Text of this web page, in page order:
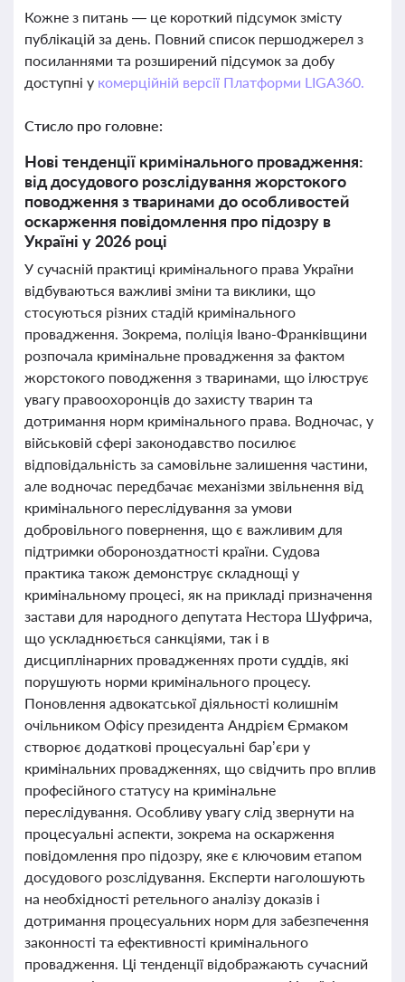
Кожне з питань — це короткий підсумок змісту
публікацій за день. Повний список першоджерел з
посиланнями та розширений підсумок за добу
доступні у комерційній версії Платформи LIGA360.
Стисло про головне:
Нові тенденції кримінального провадження:
від досудового розслідування жорстокого
поводження з тваринами до особливостей
оскарження повідомлення про підозру в
Україні у 2026 році
У сучасній практиці кримінального права України
відбуваються важливі зміни та виклики, що
стосуються різних стадій кримінального
провадження. Зокрема, поліція Івано-Франківщини
розпочала кримінальне провадження за фактом
жорстокого поводження з тваринами, що ілюструє
увагу правоохоронців до захисту тварин та
дотримання норм кримінального права. Водночас, у
військовій сфері законодавство посилює
відповідальність за самовільне залишення частини,
але водночас передбачає механізми звільнення від
кримінального переслідування за умови
добровільного повернення, що є важливим для
підтримки обороноздатності країни. Судова
практика також демонструє складнощі у
кримінальному процесі, як на прикладі призначення
застави для народного депутата Нестора Шуфрича,
що ускладнюється санкціями, так і в
дисциплінарних провадженнях проти суддів, які
порушують норми кримінального процесу.
Поновлення адвокатської діяльності колишнім
очільником Офісу президента Андрієм Єрмаком
створює додаткові процесуальні бар’єри у
кримінальних провадженнях, що свідчить про вплив
професійного статусу на кримінальне
переслідування. Особливу увагу слід звернути на
процесуальні аспекти, зокрема на оскарження
повідомлення про підозру, яке є ключовим етапом
досудового розслідування. Експерти наголошують
на необхідності ретельного аналізу доказів і
дотримання процесуальних норм для забезпечення
законності та ефективності кримінального
провадження. Ці тенденції відображають сучасний